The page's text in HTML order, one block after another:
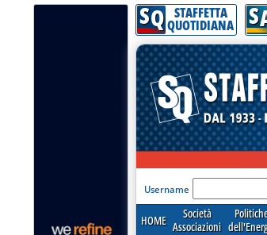
Attenzione! Esegui l'accesso per lèggere
SQ STAFFETTA
QUOTIDIANA S
'Modulo Login
Username
HOME
Società
Associazioni